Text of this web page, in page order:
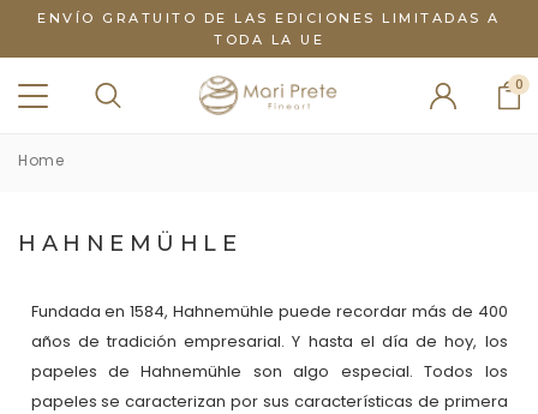
ENVÍO GRATUITO DE LAS EDICIONES LIMITADAS A
TODA LA UE
0
Home
HAHNEMÜHLE
Fundada en 1584, Hahnemühle puede recordar más de 400
años de tradición empresarial. Y hasta el día de hoy, los
papeles de Hahnemühle son algo especial. Todos los
papeles se caracterizan por sus características de primera